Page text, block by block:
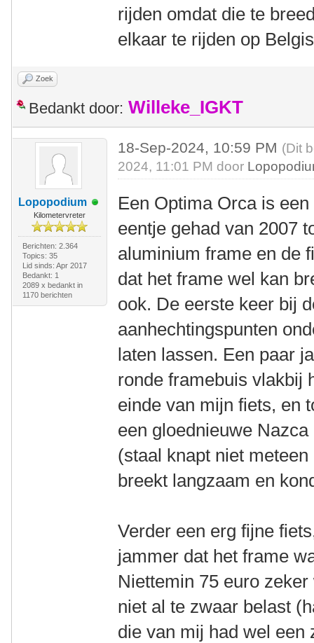
rijden omdat die te
elkaar te rijden op
Zoek
Bedankt door: Willeke_IGKT
Lopopodium
Kilometervreter
Berichten: 2.364
Topics: 35
Lid sinds: Apr 2017
Bedankt: 1
2089 x bedankt in
1170 berichten
18-Sep-2024, 10:59 PM (Dit
2024, 11:01 PM door
Een Optima Orca is
eentje gehad van 2007
aluminium frame en de
dat het frame wel kan
ook. De eerste keer bij
aanhechtingspunten
laten lassen. Een paar
ronde framebuis vlakbij
einde van mijn fiets, en
een gloednieuwe
(staal knapt niet
breekt langzaam en
Verder een erg fijne
jammer dat het frame
Niettemin 75 euro
niet al te zwaar belast
die van mij had wel